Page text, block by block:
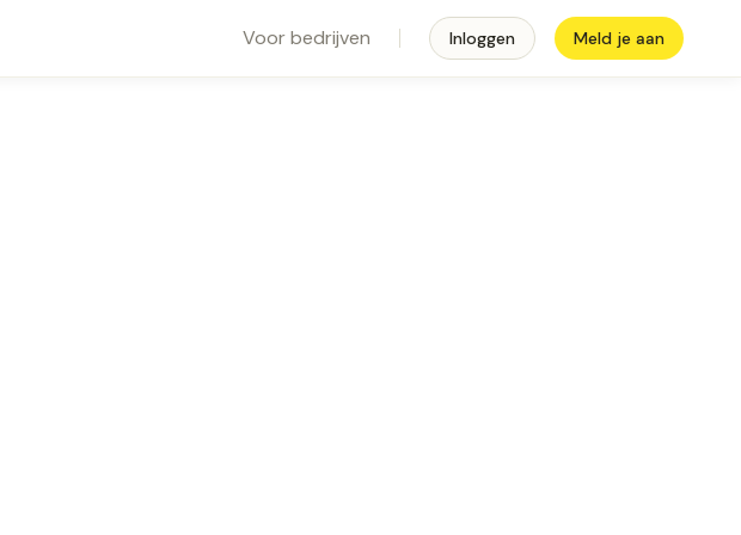
Voor bedrijven Inloggen Meld je aan